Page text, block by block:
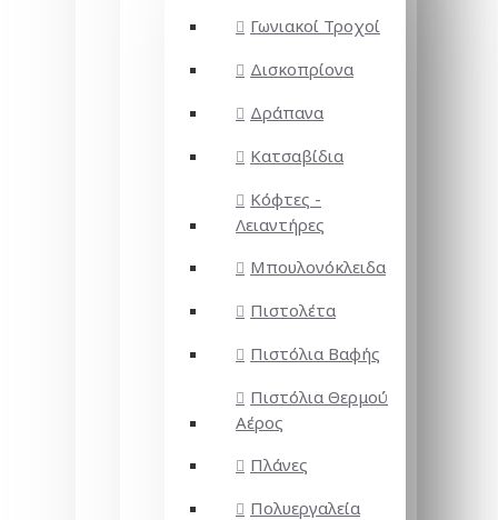
Γωνιακοί Τροχοί
Δισκοπρίονα
Δράπανα
Κατσαβίδια
Κόφτες -
Λειαντήρες
Μπουλονόκλειδα
Πιστολέτα
Πιστόλια Βαφής
Πιστόλια Θερμού
Αέρος
Πλάνες
Πολυεργαλεία